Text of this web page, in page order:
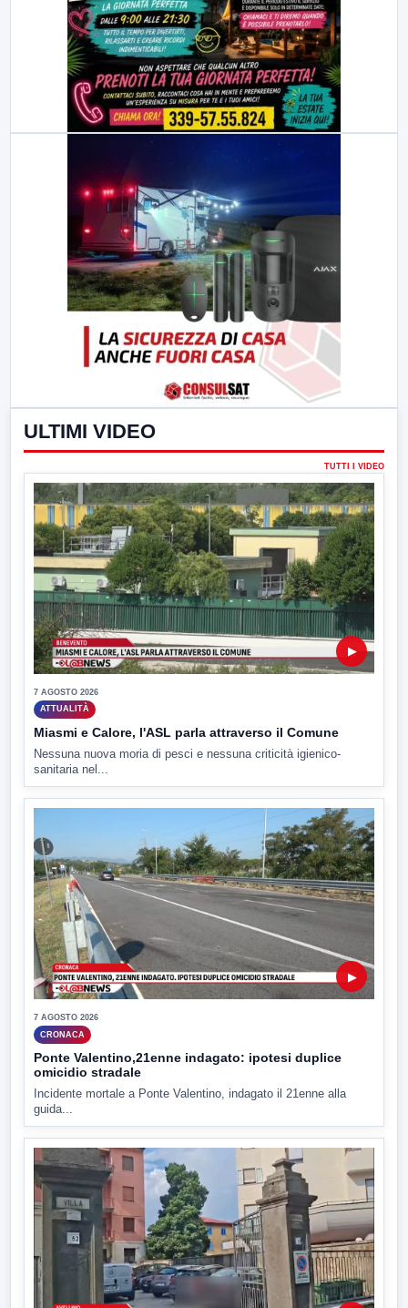
ULTIMI VIDEO
TUTTI I VIDEO
▶
7 AGOSTO 2026
ATTUALITÀ
Miasmi e Calore, l'ASL parla attraverso il Comune
Nessuna nuova moria di pesci e nessuna criticità igienico-
sanitaria nel...
▶
7 AGOSTO 2026
CRONACA
Ponte Valentino,21enne indagato: ipotesi duplice
omicidio stradale
Incidente mortale a Ponte Valentino, indagato il 21enne alla
guida...